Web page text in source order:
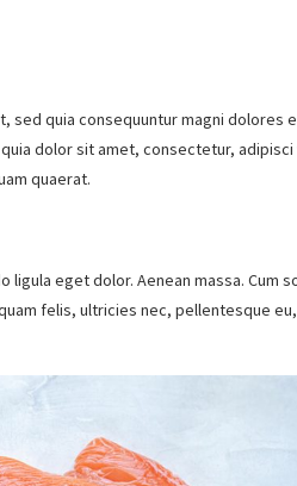
sed quia consequuntur magni dolores
dolor sit amet, consectetur,
quaerat.
eget dolor. Aenean massa. Cum
felis, ultricies nec, pellentesque